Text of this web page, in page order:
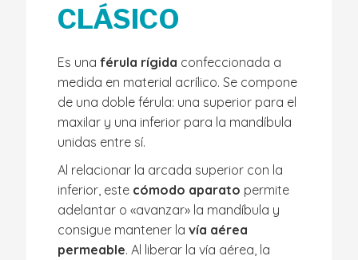
CLÁSICO
Es una férula rígida confeccionada a
medida en material acrílico. Se compone
de una doble férula: una superior para el
maxilar y una inferior para la mandíbula
unidas entre sí.
Al relacionar la arcada superior con la
inferior, este cómodo aparato permite
adelantar o «avanzar» la mandíbula y
consigue mantener la vía aérea
permeable. Al liberar la vía aérea, la